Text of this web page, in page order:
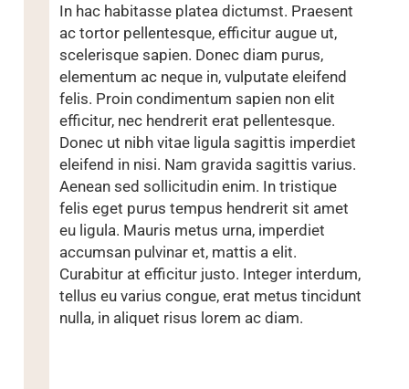
In hac habitasse platea dictumst. Praesent
ac tortor pellentesque, efficitur augue ut,
scelerisque sapien. Donec diam purus,
elementum ac neque in, vulputate eleifend
felis. Proin condimentum sapien non elit
efficitur, nec hendrerit erat pellentesque.
Donec ut nibh vitae ligula sagittis imperdiet
eleifend in nisi. Nam gravida sagittis varius.
Aenean sed sollicitudin enim. In tristique
felis eget purus tempus hendrerit sit amet
eu ligula. Mauris metus urna, imperdiet
accumsan pulvinar et, mattis a elit.
Curabitur at efficitur justo. Integer interdum,
tellus eu varius congue, erat metus tincidunt
nulla, in aliquet risus lorem ac diam.